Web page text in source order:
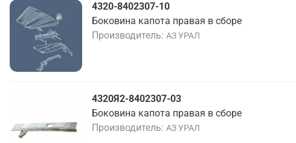
4320-8402307-10
Боковина капота правая в сборе
Производитель АЗ УРАЛ
4320Я2-8402307-03
Боковина капота правая в сборе
Производитель АЗ УРАЛ